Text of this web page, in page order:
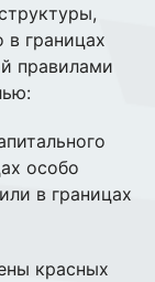
в границах
правилами
особо
в границах
красных